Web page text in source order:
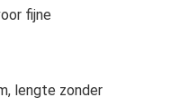
fijne
lengte zonder